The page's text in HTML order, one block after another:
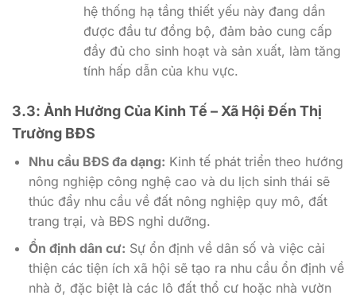
hệ thống hạ tầng thiết yếu này đang dần
được đầu tư đồng bộ, đảm bảo cung cấp
đầy đủ cho sinh hoạt và sản xuất, làm tăng
tính hấp dẫn của khu vực.
3.3: Ảnh Hưởng Của Kinh Tế – Xã Hội Đến Thị
Trường BĐS
Nhu cầu BĐS đa dạng: Kinh tế phát triển theo hướng
nông nghiệp công nghệ cao và du lịch sinh thái sẽ
thúc đẩy nhu cầu về đất nông nghiệp quy mô, đất
trang trại, và BĐS nghỉ dưỡng.
Ổn định dân cư: Sự ổn định về dân số và việc cải
thiện các tiện ích xã hội sẽ tạo ra nhu cầu ổn định về
nhà ở, đặc biệt là các lô đất thổ cư hoặc nhà vườn